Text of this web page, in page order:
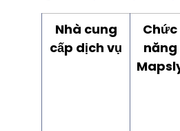
Nhà cung
cấp dịch vụ
Chức
năng